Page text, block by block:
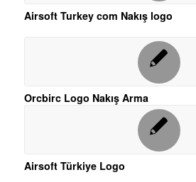
Airsoft Turkey com Nakış logo
Orcbirc Logo Nakış Arma
Airsoft Türkiye Logo